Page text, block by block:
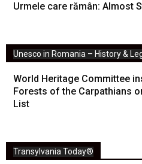
Urmele care rămân: Almost
Unesco in Romania – History &
World Heritage Committee
Forests of the Carpathians
List
Transylvania Today®